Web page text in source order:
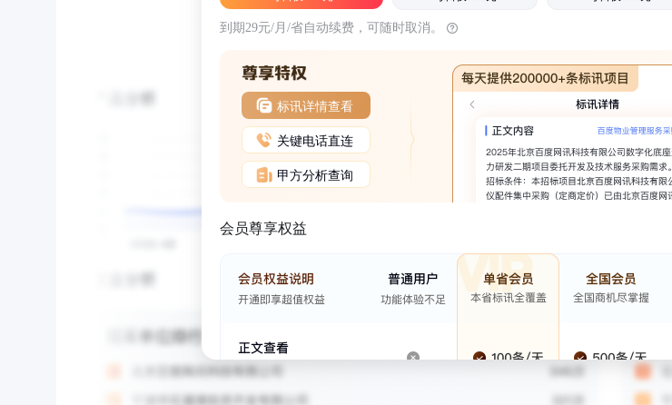
到期29元/月/省自动续费，可随时取消。
标讯详情查看
关键电话直连
甲方分析查询
会员尊享权益